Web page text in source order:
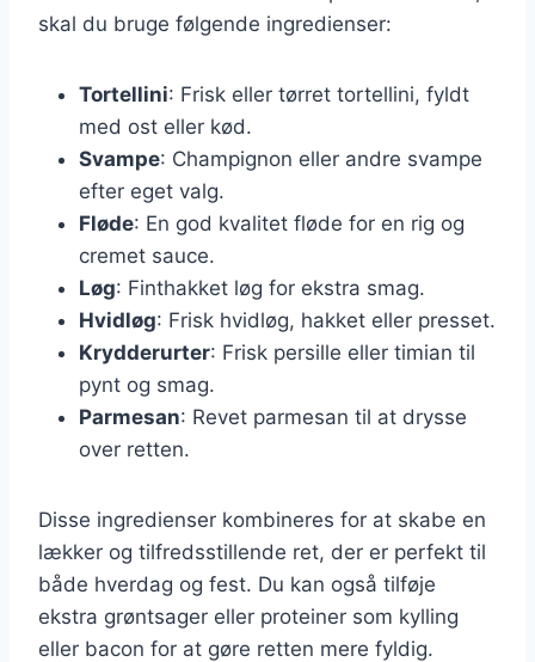
skal du bruge følgende ingredienser:
Tortellini: Frisk eller tørret tortellini, fyldt
med ost eller kød.
Svampe: Champignon eller andre svampe
efter eget valg.
Fløde: En god kvalitet fløde for en rig og
cremet sauce.
Løg: Finthakket løg for ekstra smag.
Hvidløg: Frisk hvidløg, hakket eller presset.
Krydderurter: Frisk persille eller timian til
pynt og smag.
Parmesan: Revet parmesan til at drysse
over retten.
Disse ingredienser kombineres for at skabe en
lækker og tilfredsstillende ret, der er perfekt til
både hverdag og fest. Du kan også tilføje
ekstra grøntsager eller proteiner som kylling
eller bacon for at gøre retten mere fyldig.